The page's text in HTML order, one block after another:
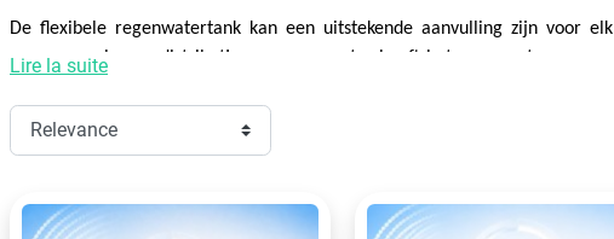
De flexibele regenwatertank kan een uitstekende aanvulling zijn voor
opvang, opslag en distributie van regenwater heeft het
Wat zijn de belangrijkste voordelen van een regenwaterreservoir?
van uw huis voor niet-voedingsdoeleinden, kunt u de vraag naar
Lire la suite